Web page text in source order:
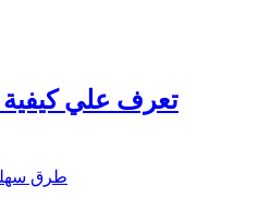
تعرف علي
5 طرق